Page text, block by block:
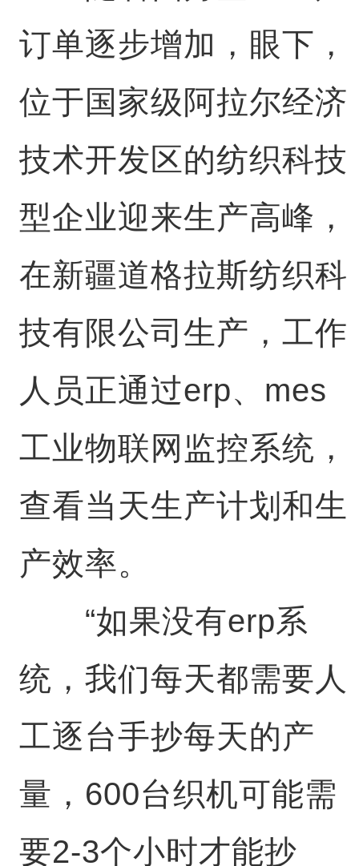
订单逐步增加，眼下，
位于国家级阿拉尔经济
技术开发区的纺织科技
型企业迎来生产高峰，
在新疆道格拉斯纺织科
技有限公司生产，工作
人员正通过erp、mes
工业物联网监控系统，
查看当天生产计划和生
产效率。
“如果没有erp系
统，我们每天都需要人
工逐台手抄每天的产
量，600台织机可能需
要2-3个小时才能抄